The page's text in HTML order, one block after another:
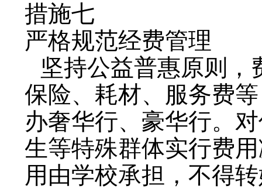
措施七
严格规范经费管理
坚持公益普惠原则
保险、耗材、服务费
办奢华行、豪华行。
生等特殊群体实行费
用由学校承担，不得